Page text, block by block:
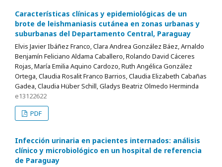
Características clínicas y epidemiológicas de un
brote de leishmaniasis cutánea en zonas urbanas y
suburbanas del Departamento Central, Paraguay
Elvis Javier Ibáñez Franco, Clara Andrea González Báez, Arnaldo
Benjamín Feliciano Aldama Caballero, Rolando David Cáceres
Rojas, María Emilia Aquino Cardozo, Ruth Angélica González
Ortega, Claudia Rosalit Franco Barrios, Claudia Elizabeth Cabañas
Gadea, Claudia Hüber Schill, Gladys Beatriz Olmedo Herminda
e13122622
PDF
Infección urinaria en pacientes internados: análisis
clínico y microbiológico en un hospital de referencia
de Paraguay